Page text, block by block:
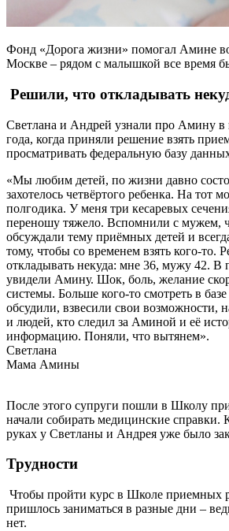
Фонд «Дорога жизни» помогал Амине
Москве – рядом с малышкой все время
Решили, что откладывать
Светлана и Андрей узнали про Амину в
года, когда приняли решение взять
просматривать федеральную базу
«Мы любим детей, по жизни давно
захотелось четвёртого ребенка. На тот
полгодика. У меня три кесаревых
переношу тяжело. Вспомнили с мужем,
обсуждали тему приёмных детей и
тому, чтобы со временем взять кого-то.
откладывать некуда: мне 36, мужу 42. В
увидели Амину. Шок, боль, желание
системы. Больше кого-то смотреть в
обсудили, взвесили свои возможности,
и людей, кто следил за Аминой и её
информацию. Поняли, что вытянем».
Светлана
Мама Амины
После этого супруги пошли в Школу
начали собирать медицинские справки.
руках у Светланы и Андрея уже было
Трудности
Чтобы пройти курс в Школе приемных
пришлось заниматься в разные дни –
нет.